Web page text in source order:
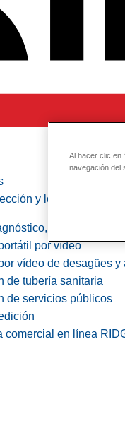
y localización
inspección y
por vídeo
vídeo de desagües
de tubería sanitaria
de servicios públicos
comercial en línea
Al hacer clic en
navegación del